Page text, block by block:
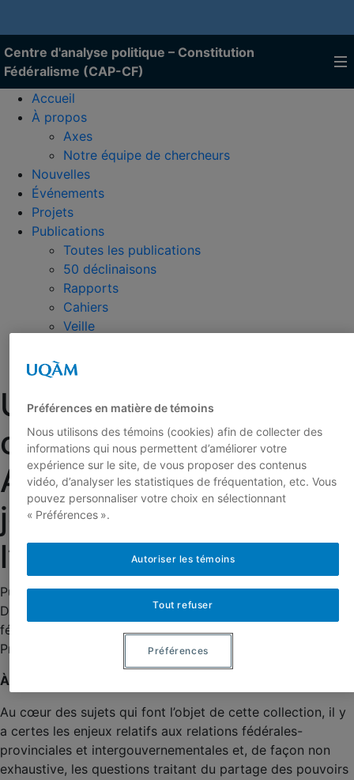
Centre d'analyse politique – Constitution
Fédéralisme (CAP-CF)
Accueil
À propos
Axes
Notre équipe de chercheurs
Nouvelles
Événements
Projets
Publications
Toutes les publications
50 déclinaisons
Rapports
Cahiers
Veille
Nous joindre
Une nouvelle
collection dirigée par
Alain-G. Gagnon voit le
jour aux Presses de
l’Université Laval
Publié le :8 juin 2022 Catégories :Nouvelles
Dirigée par Alain-G. Gagnon, « Études constitutionnelles et
fédérales
est une nouvelle collection qui voit le jour aux
Presses de l’Université Laval.
À propos de « Études constitutionnelles et fédérales »
Au cœur des sujets qui font l’objet de cette collection, il y
a certes les enjeux relatifs aux relations fédérales-
provinciales et intergouvernementales et, de façon non
exhaustive, les questions traitant du partage des pouvoirs
Préférences en matière de témoins
Nous utilisons des témoins (cookies) afin de collecter des
informations qui nous permettent d’améliorer votre
expérience sur le site, de vous proposer des contenus
vidéo, d’analyser les statistiques de fréquentation, etc. Vous
pouvez personnaliser votre choix en sélectionnant
« Préférences ».
Tout refuser
Autoriser les témoins
Préférences